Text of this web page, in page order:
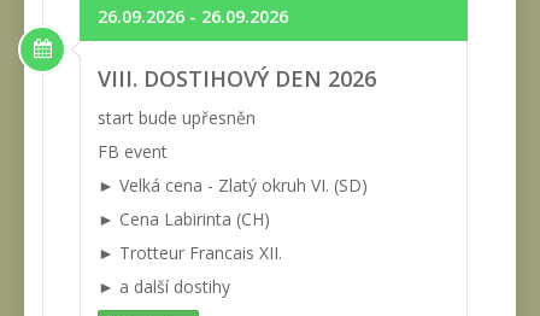
26.09.2026 - 26.09.2026
VIII. DOSTIHOVÝ DEN 2026
start bude upřesněn
FB event
► Velká cena - Zlatý okruh VI. (SD)
► Cena Labirinta (CH)
► Trotteur Francais XII.
► a další dostihy